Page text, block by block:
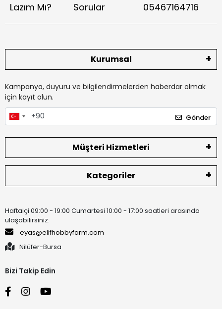
Lazım Mı?
Sorular
05467164716
Kurumsal
Kampanya, duyuru ve bilgilendirmelerden haberdar olmak
için kayıt olun.
Gönder
Müşteri Hizmetleri
Kategoriler
Haftaiçi 09:00 - 19:00 Cumartesi 10:00 - 17:00 saatleri arasında
ulaşabilirsiniz.
eyas@elifhobbyfarm.com
Nilüfer-Bursa
Bizi Takip Edin